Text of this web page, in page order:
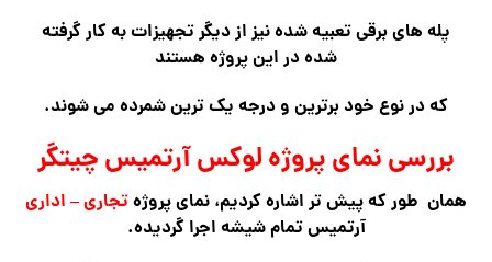
پله های برقی تعبیه شده نیز از دیگر تجهیزات به کار گرفته
شده در این پروژه هستند
که در نوع خود برترین و درجه یک ترین شمرده می شوند.
بررسی نمای پروژه لوکس آرتمیس چیتگر
همان طور که پیش تر اشاره کردیم، نمای پروژهتجاری – اداری
آرتمیس تمام شیشه اجرا گردیده.